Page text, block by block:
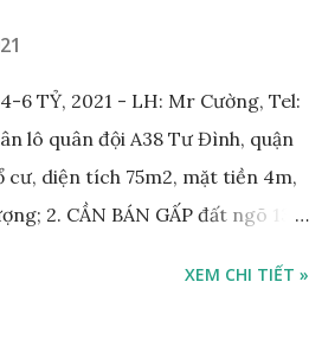
6 TỶ, 2021 - LH: Mr Cường, Tel:
lô quân đội A38 Tư Đình, quận
cư, diện tích 75m2, mặt tiền 4m,
2. CẦN BÁN GẤP đất ngõ 134
lượng; 3. CẦN BÁN GẤP đất
XEM CHI TIẾT »